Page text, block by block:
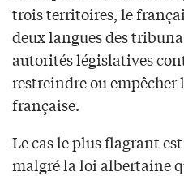
trois territoires, le
deux langues des
autorités législatives
restreindre ou
française.
Le cas le plus flagrant
malgré la loi albertaine